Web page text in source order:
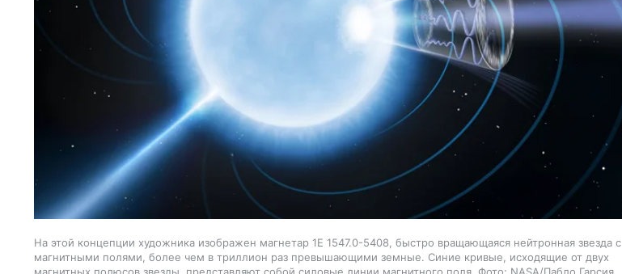
На этой концепции художника изображен магнетар 1E 1547.0-5408, быстро вращающаяся нейтронная звезда с
магнитными полями, более чем в триллион раз превышающими земные. Синие кривые, исходящие от двух